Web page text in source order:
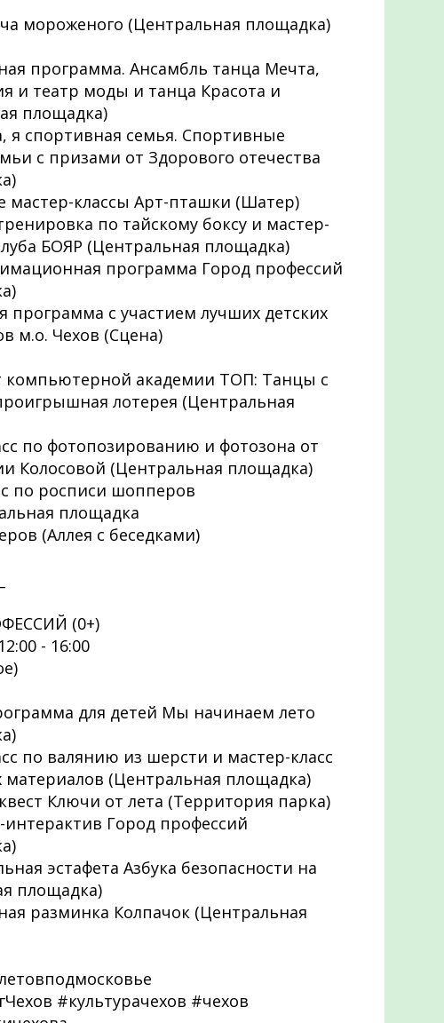
мороженого (Центральная площадка)
программа. Ансамбль танца Мечта,
и театр моды и танца Красота и
площадка)
я спортивная семья. Спортивные
с призами от Здорового отечества
мастер-классы Арт-пташки (Шатер)
по тайскому боксу и мастер-
БОЯР (Центральная площадка)
программа Город профессий
программа с участием лучших детских
м.о. Чехов (Сцена)
компьютерной академии ТОП: Танцы с
лотерея (Центральная
по фотопозированию и фотозона от
Колосовой (Центральная площадка)
по росписи шопперов
площадка
(Аллея с беседками)
(0+)
- 16:00
для детей Мы начинаем лето
по валянию из шерсти и мастер-класс
(Центральная площадка)
Ключи от лета (Территория парка)
интерактив Город профессий
эстафета Азбука безопасности на
площадка)
разминка Колпачок (Центральная
#культурачехов #чехов